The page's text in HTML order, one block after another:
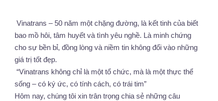
Vinatrans – 50 năm một chặng đường, là kết tinh của biết
bao mồ hôi, tâm huyết và tình yêu nghề. Là minh chứng
cho sự bền bỉ, đồng lòng và niềm tin không đổi vào những
giá trị tốt đẹp.
“Vinatrans không chỉ là một tổ chức, mà là một thực thể
sống – có ký ức, có tính cách, có trái tim”
Hôm nay, chúng tôi xin trân trọng chia sẻ những câu